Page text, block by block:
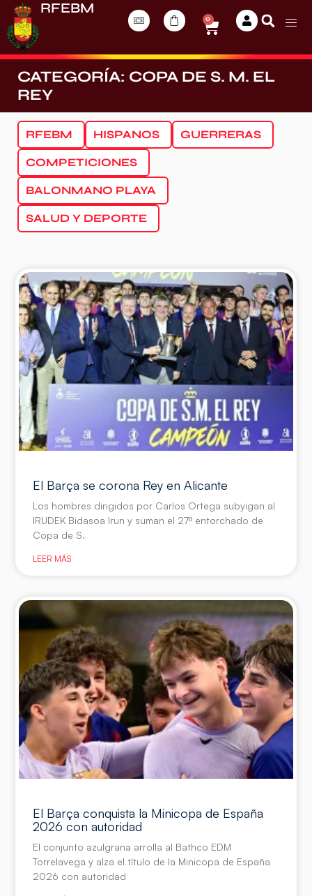
RFEBM
0
CATEGORÍA: COPA DE S. M. EL
REY
RFEBM HISPANOS GUERRERAS
COMPETICIONES
BALONMANO PLAYA
SALUD Y DEPORTE
El Barça se corona Rey en Alicante
Los hombres dirigidos por Carlos Ortega subyigan al
IRUDEK Bidasoa Irun y suman el 27º entorchado de
Copa de S.
LEER MÁS
El Barça conquista la Minicopa de España
2026 con autoridad
El conjunto azulgrana arrolla al Bathco EDM
Torrelavega y alza el título de la Minicopa de España
2026 con autoridad